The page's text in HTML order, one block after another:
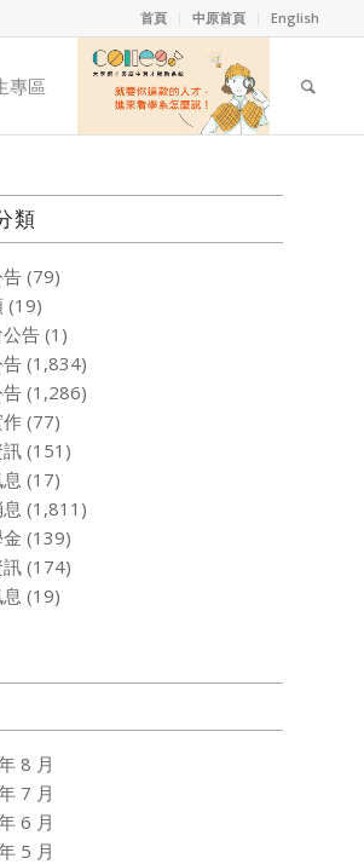
首頁 中原首頁 English
專區
類
(79)
(19)
告(1)
(1,834)
(1,286)
(77)
(151)
(17)
(1,811)
(139)
(174)
(19)
8 月
7 月
6 月
5 月